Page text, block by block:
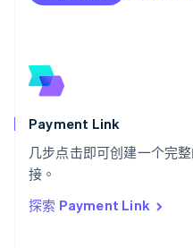
Payment Link
几步点击即可创建一个完
接。
探索 Payment Link
DeutschFrançais
English
斯洛文尼亚
泰国
ไทยEnglish
西班牙